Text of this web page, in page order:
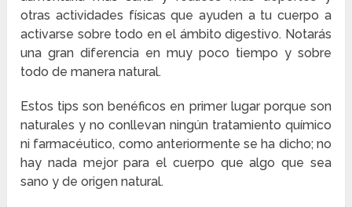
otras actividades físicas que ayuden a tu cuerpo a
activarse sobre todo en el ámbito digestivo. Notarás
una gran diferencia en muy poco tiempo y sobre
todo de manera natural.
Estos tips son benéficos en primer lugar porque son
naturales y no conllevan ningún tratamiento químico
ni farmacéutico, como anteriormente se ha dicho; no
hay nada mejor para el cuerpo que algo que sea
sano y de origen natural.